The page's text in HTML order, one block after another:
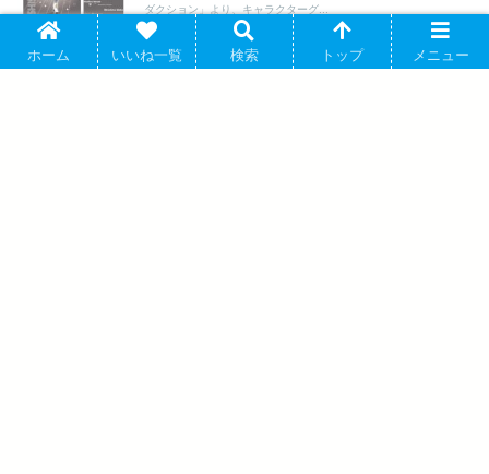
ダクション」より、キャラクターグ...
ホーム いいね一覧 検索 トップ メニュー